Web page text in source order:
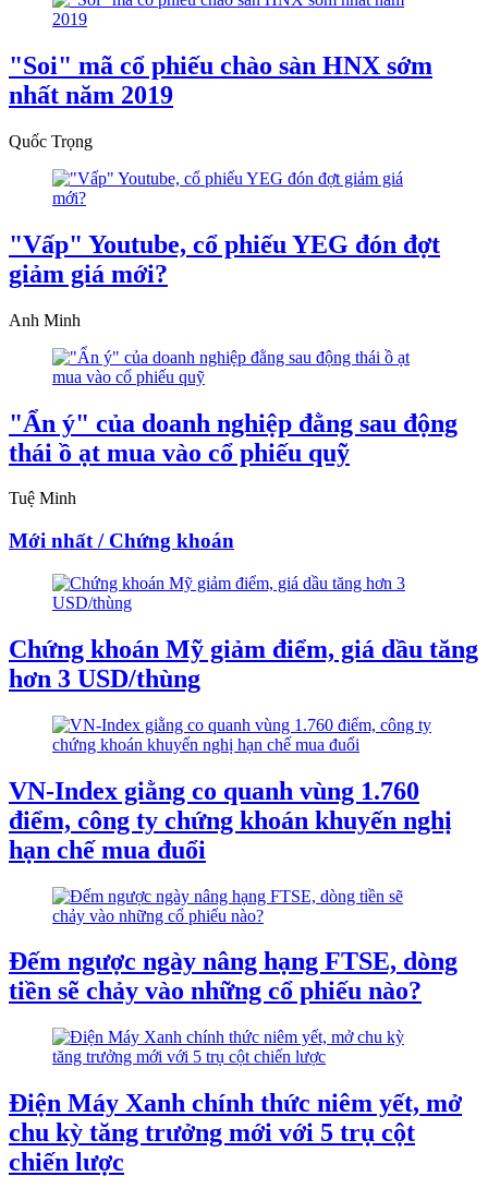
"Soi" mã cổ phiếu chào sàn HNX sớm
nhất năm 2019
Quốc Trọng
"Vấp" Youtube, cổ phiếu YEG đón đợt
giảm giá mới?
Anh Minh
"Ẩn ý" của doanh nghiệp đằng sau động
thái ồ ạt mua vào cổ phiếu quỹ
Tuệ Minh
Mới nhất / Chứng khoán
Chứng khoán Mỹ giảm điểm, giá dầu tăng
hơn 3 USD/thùng
VN-Index giằng co quanh vùng 1.760
điểm, công ty chứng khoán khuyến nghị
hạn chế mua đuổi
Đếm ngược ngày nâng hạng FTSE, dòng
tiền sẽ chảy vào những cổ phiếu nào?
Điện Máy Xanh chính thức niêm yết, mở
chu kỳ tăng trưởng mới với 5 trụ cột
chiến lược